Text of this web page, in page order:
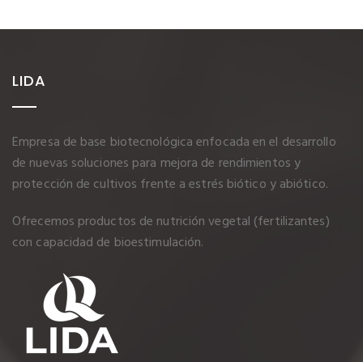
LIDA
Empresa de base biotecnológica enfocada en el desarrollo
de nuevas soluciones para mejora de rendimientos y
protección de cultivos frente a estrés biótico y abiótico.
Ofrecemos productos de nutrición vegetal (fertilizantes)
con capacidad de bioestimulación.